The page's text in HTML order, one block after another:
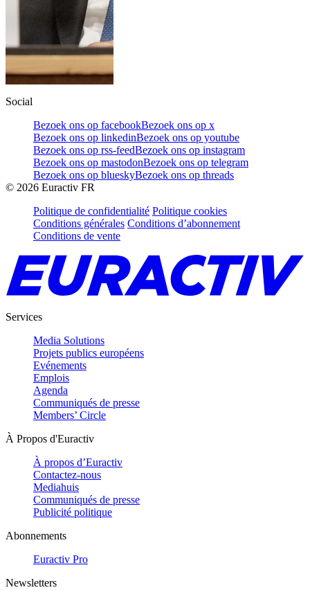
Social
Bezoek ons op facebookBezoek ons op x
Bezoek ons op linkedinBezoek ons op youtube
Bezoek ons op rss-feedBezoek ons op instagram
Bezoek ons op mastodonBezoek ons op telegram
Bezoek ons op blueskyBezoek ons op threads
© 2026 Euractiv FR
Politique de confidentialité Politique cookies
Conditions générales Conditions d’abonnement
Conditions de vente
Services
Media Solutions
Projets publics européens
Evénements
Emplois
Agenda
Communiqués de presse
Members’ Circle
À Propos d'Euractiv
À propos d’Euractiv
Contactez-nous
Mediahuis
Communiqués de presse
Publicité politique
Abonnements
Euractiv Pro
Newsletters